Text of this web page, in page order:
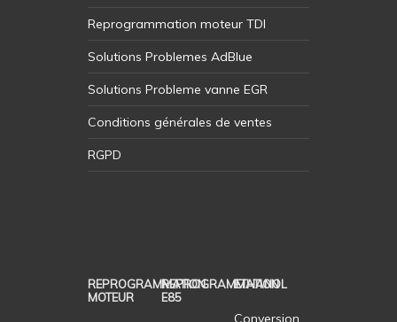
Reprogrammation moteur TDI
Solutions Problemes AdBlue
Solutions Probleme vanne EGR
Conditions générales de ventes
RGPD
REPROGRAMMATION
MOTEUR
REPROGRAMMATION
E85
ETHANOL
Conversion